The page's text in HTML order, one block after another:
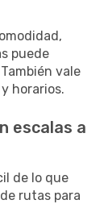
puede
vale
horarios.
escalas a
de lo que
rutas para